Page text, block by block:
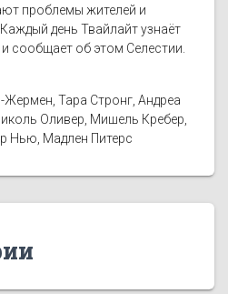
проблемы жителей и
день Твайлайт узнаёт
сообщает об этом Селестии.
Тара Стронг, Андреа
Оливер, Мишель Кребер,
Нью, Мадлен Питерс